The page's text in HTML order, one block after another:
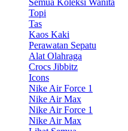
Topi
Tas
Kaos Kaki
Perawatan Sepatu
Alat Olahraga
Crocs Jibbitz
Icons
Nike Air Force 1
Nike Air Max
Nike Air Force 1
Nike Air Max